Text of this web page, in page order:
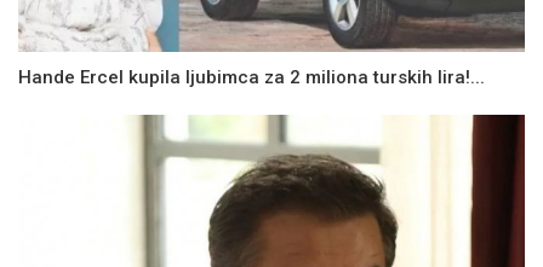
Hande Ercel kupila ljubimca za 2 miliona turskih lira!...